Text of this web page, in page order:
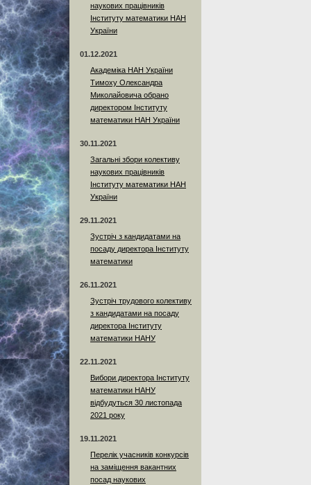
наукових працівників
Інституту математики НАН
України
01.12.2021
Академіка НАН України
Тимоху Олександра
Миколайовича обрано
директором Інституту
математики НАН України
30.11.2021
Загальні збори колективу
наукових працівників
Інституту математики НАН
України
29.11.2021
Зустріч з кандидатами на
посаду директора Інституту
математики
26.11.2021
Зустріч трудового колективу
з кандидатами на посаду
директора Інституту
математики НАНУ
22.11.2021
Вибори директора Інституту
математики НАНУ
відбудуться 30 листопада
2021 року
19.11.2021
Перелік учасників конкурсів
на заміщення вакантних
посад наукових